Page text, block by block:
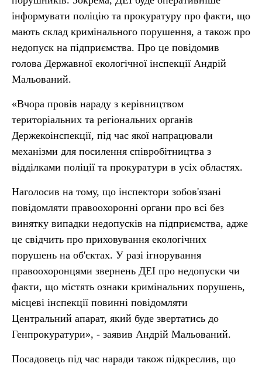
інформувати поліцію та прокуратуру про факти, що
мають склад кримінального порушення, а також про
недопуск на підприємства. Про це повідомив
голова Державної екологічної інспекції Андрій
Мальований.
«Вчора провів нараду з керівництвом
територіальних та регіональних органів
Держекоінспекції, під час якої напрацювали
механізми для посилення співробітництва з
відділками поліції та прокуратури в усіх областях.
Наголосив на тому, що інспектори зобов'язані
повідомляти правоохоронні органи про всі без
винятку випадки недопусків на підприємства, адже
це свідчить про приховування екологічних
порушень на об'єктах. У разі ігнорування
правоохоронцями звернень ДЕІ про недопуски чи
факти, що містять ознаки кримінальних порушень,
місцеві інспекції повинні повідомляти
Центральний апарат, який буде звертатись до
Генпрокуратури», - заявив Андрій Мальований.
Посадовець під час наради також підкреслив, що